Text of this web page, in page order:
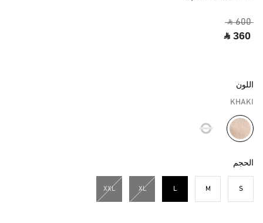
‎ ⃁ 600 ‎
‎ ⃁ 360 ‎
اللون
KHAKI
مختار
الحجم
S
M
L
XL
XXL